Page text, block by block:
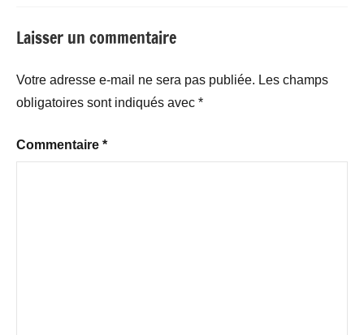
Laisser un commentaire
Votre adresse e-mail ne sera pas publiée. Les champs
obligatoires sont indiqués avec *
Commentaire *